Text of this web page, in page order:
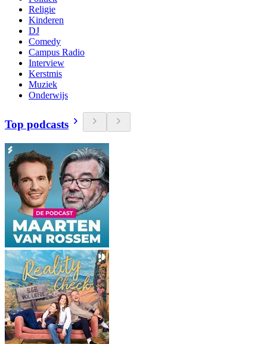
Religie
Kinderen
DJ
Comedy
Campus Radio
Interview
Kerstmis
Muziek
Onderwijs
Top podcasts